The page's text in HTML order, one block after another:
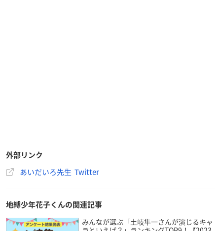
外部リンク
あいだいろ先生 Twitter
地縛少年花子くんの関連記事
みんなが選ぶ「土岐隼一さんが演じるキャ